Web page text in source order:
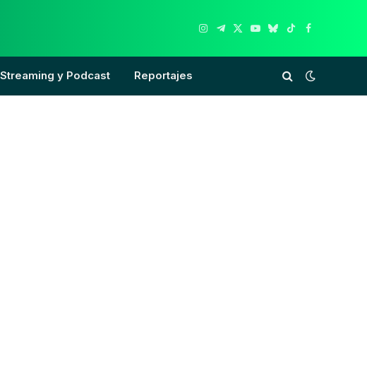
Instagram
Telegram
X
YouTube
Bluesky
TikTokFacebook
Streaming y Podcast Reportajes